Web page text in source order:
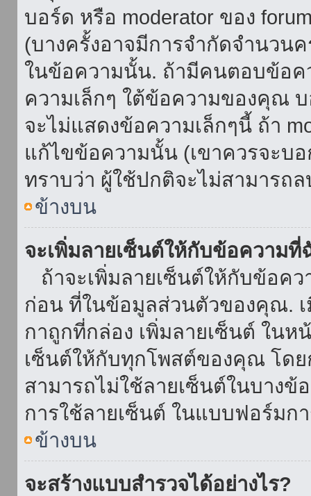
บอร์ด หรือ moderator ของ
(บางครั้งอาจมีการจำกัดจำนวน
ในข้อความนั้น. ถ้ามีคนตอบข้อ
ความเล็กๆ ใต้ข้อความของคุณ
จะไม่แสดงข้อความเล็กๆนี้ ถ้า
แก้ไขข้อความนั้น (เขาควรจะบ
ทราบว่า ผู้ใช้ปกติจะไม่สามารถ
ข้างบน
จะเพิ่มลายเซ็นต์ให้กับข้อความที่
ถ้าจะเพิ่มลายเซ็นต์ให้กับข้อค
ก่อน ที่ในข้อมูลส่วนตัวของคุณ.
กาถูกที่กล่อง เพิ่มลายเซ็นต์ ใน
เซ็นต์ให้กับทุกโพสต์ของคุณ โด
สามารถไม่ใช้ลายเซ็นต์ในบางข้
การใช้ลายเซ็นต์ ในแบบฟอร์มก
ข้างบน
จะสร้างแบบสำรวจได้อย่างไร?